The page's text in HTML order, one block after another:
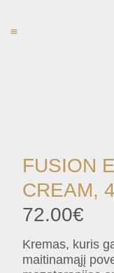
FUSION
CREAM,
72.00€
Kremas, kuris
maitinamąjį